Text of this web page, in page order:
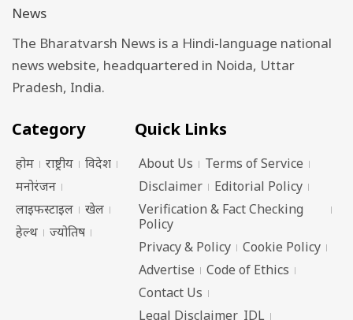
The Bharatvarsh News is a Hindi-language national
news website, headquartered in Noida, Uttar
Pradesh, India.
Category
होम राष्ट्रीय
विदेश
मनोरंजन
लाइफस्टाइल
खेल
हेल्थ
ज्योतिष
Quick Links
About Us
Terms of Service
Disclaimer
Editorial Policy
Verification & Fact Checking
Policy
Privacy & Policy
Cookie Policy
Advertise
Code of Ethics
Contact Us
Legal Disclaimer_IDL